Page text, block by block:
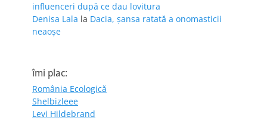
influenceri după ce dau lovitura
Denisa Lala la Dacia, șansa ratată a onomasticii
neaoșe
îmi plac:
România Ecologică
Shelbizleee
Levi Hildebrand